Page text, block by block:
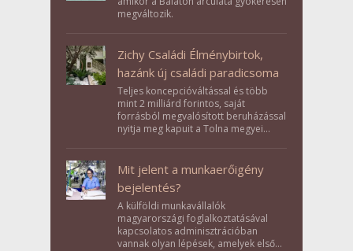
megváltozik.
Zichy Családi Élménybirtok,
hazánk új családi paradicsoma
Teljes koncepcióváltással és több
mint 2 milliárd forintos, saját
forrásból megvalósított beruházással
nyitja meg kapuit a Tolna megyei
Mit jelent a munkaerőigény
bejelentés?
A külföldi munkavállalók
magyarországi foglalkoztatásával
kapcsolatos adminisztrációban
vannak olyan lépések, amelyek első